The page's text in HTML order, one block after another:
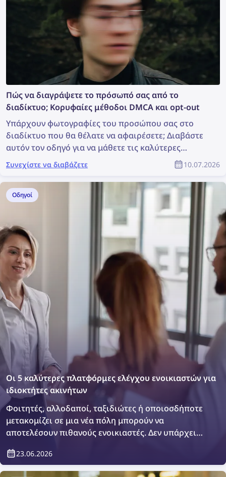
Πώς να διαγράψετε το πρόσωπό σας από το
διαδίκτυο; Κορυφαίες μέθοδοι DMCA και opt-out
Υπάρχουν φωτογραφίες του προσώπου σας στο
διαδίκτυο που θα θέλατε να αφαιρέσετε; Διαβάστε
αυτόν τον οδηγό για να μάθετε τις καλύτερες
μεθόδους εύρεσης και διαγραφής των
φωτογραφιών σας online!
Συνεχίστε να διαβάζετε 10.07.2026
Οδηγοί
Οι 5 καλύτερες πλατφόρμες ελέγχου ενοικιαστών για
ιδιοκτήτες ακινήτων
Φοιτητές, αλλοδαποί, ταξιδιώτες ή οποιοσδήποτε
μετακομίζει σε μια νέα πόλη μπορούν να
αποτελέσουν πιθανούς ενοικιαστές. Δεν υπάρχει
έναν επιπλέον έλεγχο ή απλώς να επιβεβαιώσετε
ποιος θα διαμένει στο ακίνητό σας. Πώς μπορείτε
23.06.2026